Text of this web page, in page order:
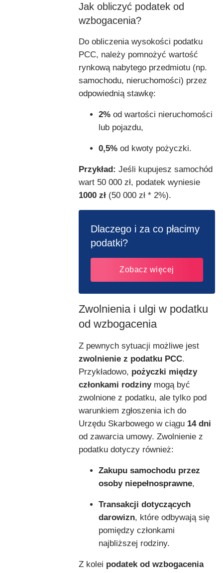
Jak obliczyć podatek od
wzbogacenia?
Do obliczenia wysokości podatku
PCC, należy pomnożyć wartość
rynkową nabytego przedmiotu (np.
samochodu, nieruchomości) przez
odpowiednią stawkę:
2% od wartości nieruchomości
lub pojazdu,
0,5% od kwoty pożyczki.
Przykład: Jeśli kupujesz samochód
wart 50 000 zł, podatek wyniesie
1000 zł (50 000 zł * 2%).
Dlaczego i za co płacimy
podatki?
Zobacz więcej
Zwolnienia i ulgi w podatku
od wzbogacenia
Z pewnych sytuacji możliwe jest
zwolnienie z podatku PCC.
Przykładowo, pożyczki między
członkami rodzinymogą być
zwolnione z podatku, ale tylko pod
warunkiem zgłoszenia ich do
Urzędu Skarbowego w ciągu 14 dni
od zawarcia umowy. Zwolnienie z
podatku dotyczy również:
Zakupu samochodu przez
osoby niepełnosprawne,
Transakcji dotyczących
darowizn, które odbywają się
pomiędzy członkami
najbliższej rodziny.
Z kolei podatek od wzbogacenia